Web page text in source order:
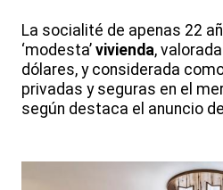
La socialité de apenas 22
‘modesta’ vivienda,
dólares, y considerada
privadas y seguras en el
según destaca el anuncio